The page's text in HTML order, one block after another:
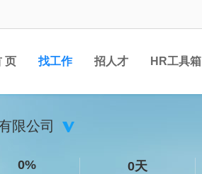
页 找工作 招人才 HR工具箱
限公司
0% 0天